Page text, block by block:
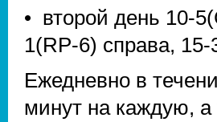
• второй день 10-
1(RP-6) справа, 15-
Ежедневно в
минут на каждую, а